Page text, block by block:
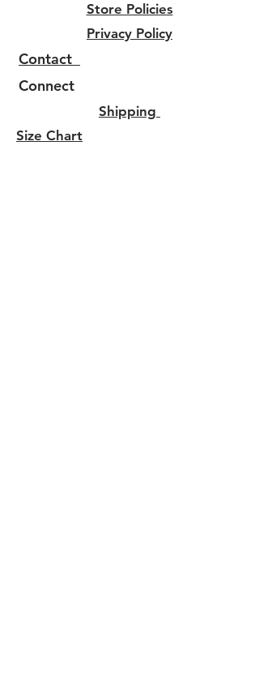
Store Policies
Privacy Policy
Contact
Connect
Shipping
Size Chart